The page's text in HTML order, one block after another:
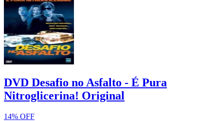
DVD Desafio no Asfalto - É Pura
Nitroglicerina! Original
14% OFF